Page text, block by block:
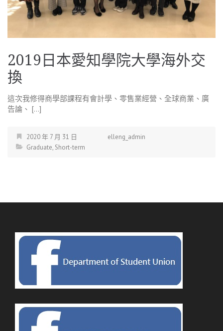
2019日本愛知學院大學海外交
換
這次我修得商學部課程有會計學、零售業經營、全球商業、廣
告論、 […]
2020 年 7 月 31 日
elleng_admin
Graduate, Short-term